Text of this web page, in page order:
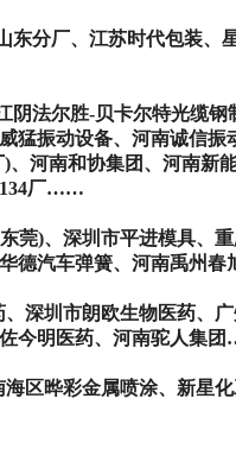
分厂、江苏时代包装、
阴法尔胜-贝卡尔特光缆钢
猛振动设备、河南诚信振
)、河南和协集团、河南新
134厂……
东莞)、深圳市平进模具、
德汽车弹簧、河南禹州春
深圳市朗欧生物医药、
今明医药、河南驼人集
区晔彩金属喷涂、新星